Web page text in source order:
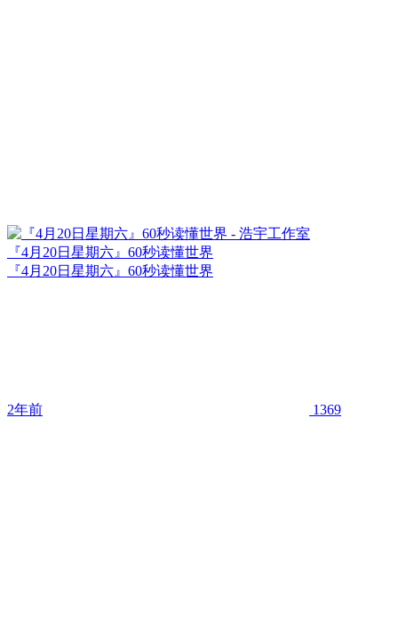
『4月20日星期六』60秒读懂世界
『4月20日星期六』60秒读懂世界
2年前 1369